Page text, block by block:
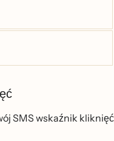
SMS wskaźnik kliknięć